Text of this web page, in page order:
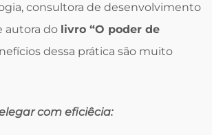
consultora de desenvolvimento
autora do livro “O poder de
dessa prática são muito
com eficiêcia: